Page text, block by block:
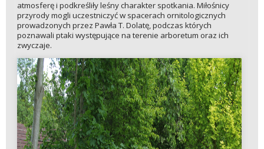
atmosferę i podkreśliły leśny charakter spotkania. Miłośnicy
przyrody mogli uczestniczyć w spacerach ornitologicznych
prowadzonych przez Pawła T. Dolatę, podczas których
poznawali ptaki występujące na terenie arboretum oraz ich
zwyczaje.